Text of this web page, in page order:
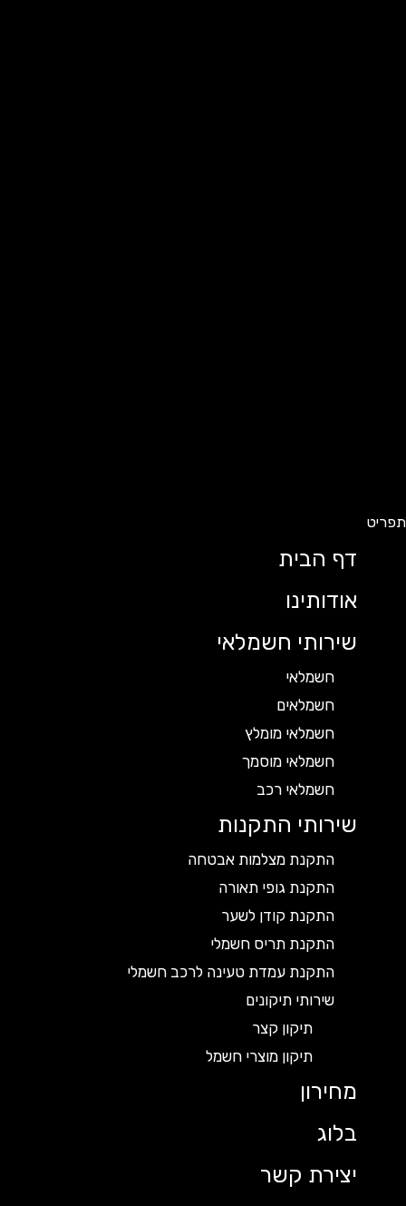
דף הבית
אודותינו
שירותי חשמלאי
חשמלאי
חשמלאים
חשמלאי מומלץ
חשמלאי מוסמך
חשמלאי רכב
שירותי התקנות
התקנת מצלמות אבטחה
התקנת גופי תאורה
התקנת קודן לשער
התקנת תריס חשמלי
התקנת עמדת טעינה לרכב חשמלי
שירותי תיקונים
תיקון קצר
תיקון מוצרי חשמל
מחירון
בלוג
יצירת קשר